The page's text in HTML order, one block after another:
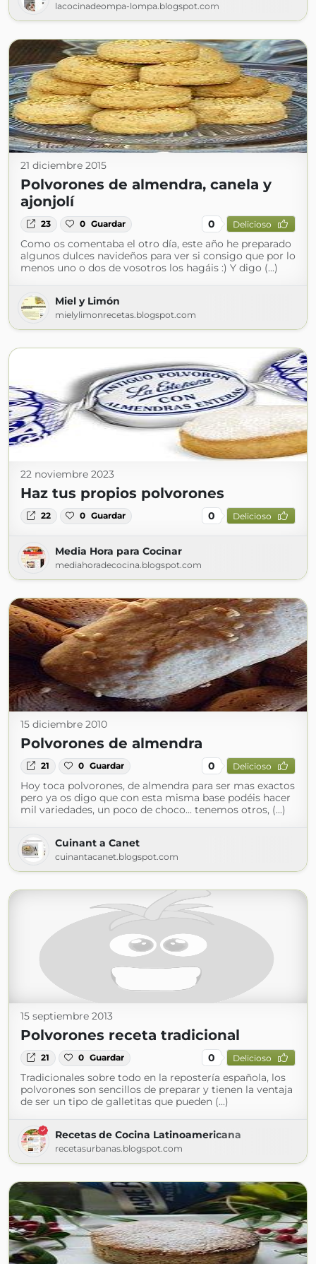
lacocinadeompa-lompa.blogspot.com
21 diciembre 2015
Polvorones de almendra, canela y
ajonjolí
23 0 Guardar 0 Delicioso
Como os comentaba el otro día, este año he preparado
algunos dulces navideños para ver si consigo que por lo
menos uno o dos de vosotros los hagáis :) Y digo (...)
Miel y Limón
mielylimonrecetas.blogspot.com
22 noviembre 2023
Haz tus propios polvorones
22 0 Guardar 0 Delicioso
Media Hora para Cocinar
mediahoradecocina.blogspot.com
15 diciembre 2010
Polvorones de almendra
21 0 Guardar 0 Delicioso
Hoy toca polvorones, de almendra para ser mas exactos
pero ya os digo que con esta misma base podéis hacer
mil variedades, un poco de choco... tenemos otros, (...)
Cuinant a Canet
cuinantacanet.blogspot.com
15 septiembre 2013
Polvorones receta tradicional
21 0 Guardar 0 Delicioso
Tradicionales sobre todo en la repostería española, los
polvorones son sencillos de preparar y tienen la ventaja
de ser un tipo de galletitas que pueden (...)
Recetas de Cocina Latinoamericana
recetasurbanas.blogspot.com